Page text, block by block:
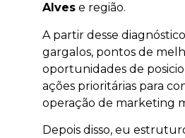
Alves e região.
A partir desse
gargalos, pontos de
oportunidades de
ações prioritárias para
operação de marketing
Depois disso, eu